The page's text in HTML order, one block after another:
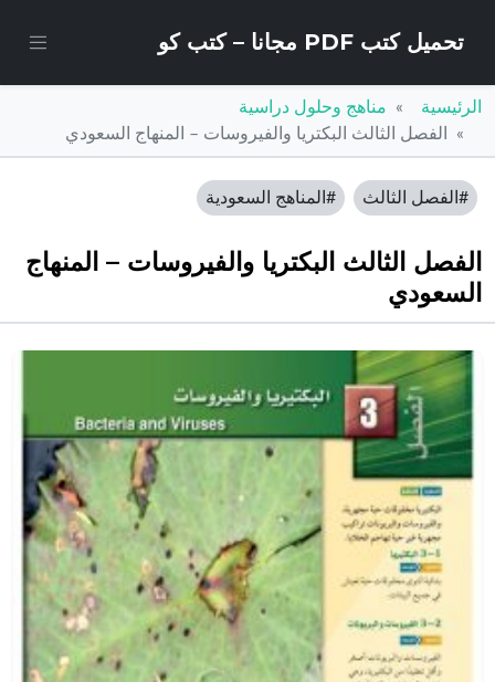
تحميل كتب PDF مجانا – كتب كو
الرئيسية
مناهج وحلول دراسية
الفصل الثالث البكتريا والفيروسات – المنهاج السعودي
#الفصل الثالث #المناهج السعودية
الفصل الثالث البكتريا والفيروسات – المنهاج
السعودي